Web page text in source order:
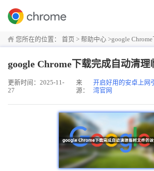
您所在的位置： 首页 > 帮助中心 >google Chrome下载
更新时间：2025-11-
27
来
源：
开启好用的安卓上网
湾官网